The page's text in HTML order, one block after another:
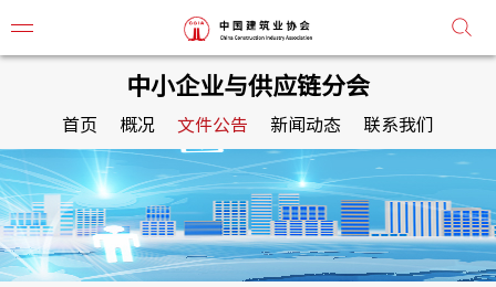
协会简
协会章
组织机
中小企业与供应链分会
首页 概况 文件公告 新闻动态 联系我们